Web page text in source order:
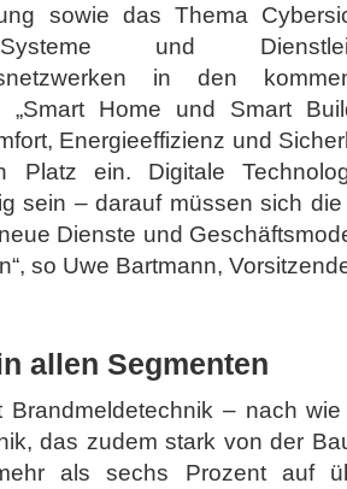
sowie das Thema
und
in den
„Smart Home und Smart
Energieeffizienz und
Platz ein. Digitale
sein – darauf müssen sich
Dienste und
so Uwe Bartmann,
allen Segmenten
Brandmeldetechnik – nach
das zudem stark von der
als sechs Prozent auf